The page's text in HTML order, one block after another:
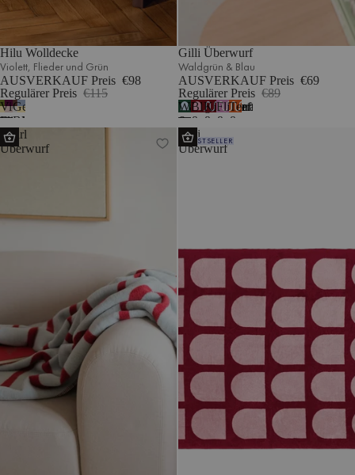
Hilu Wolldecke
Violett, Flieder und Grün
AUSVERKAUF Preis €98
Regulärer Preis €115
Violett,
Flieder
und
Grün
Gelb,
Blau
und
Braun
Gilli Überwurf
Waldgrün & Blau
AUSVERKAUF Preis €69
Regulärer Preis €89
Waldgrün
&
Blau
Blütenrosa
&
Kirschsaft
Kirschsaft
&
Fliederflaum
&
Terrakotta
&
7
Swirl
Überwurf
Gilli
Überwurf
BESTSELLER